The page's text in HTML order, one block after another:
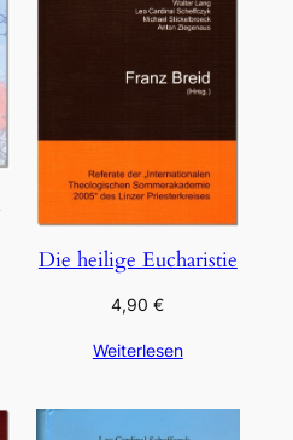
Die heilige Eucharistie
4,90€
Weiterlesen